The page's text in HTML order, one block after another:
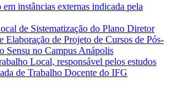
em instâncias externas indicada pela
de Sistematização do Plano Diretor
Elaboração de Projeto de Cursos de Pós-
Sensu no Campus Anápolis
Local, responsável pelos estudos
de Trabalho Docente do IFG